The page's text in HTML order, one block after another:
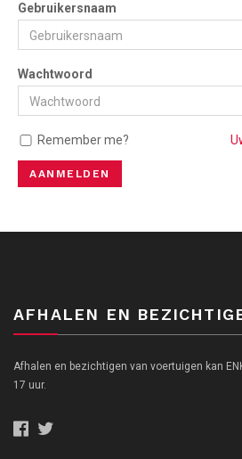
Gebruikersnaam
Wachtwoord
Remember me?
AANMELDEN
AFHALEN EN
Afhalen en bezichtigen van voertuigen kan
17 uur.